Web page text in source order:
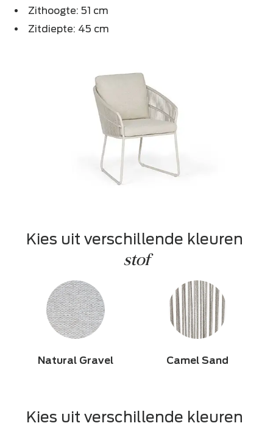
Zithoogte: 51 cm
Zitdiepte: 45 cm
stof
Natural Gravel Camel Sand